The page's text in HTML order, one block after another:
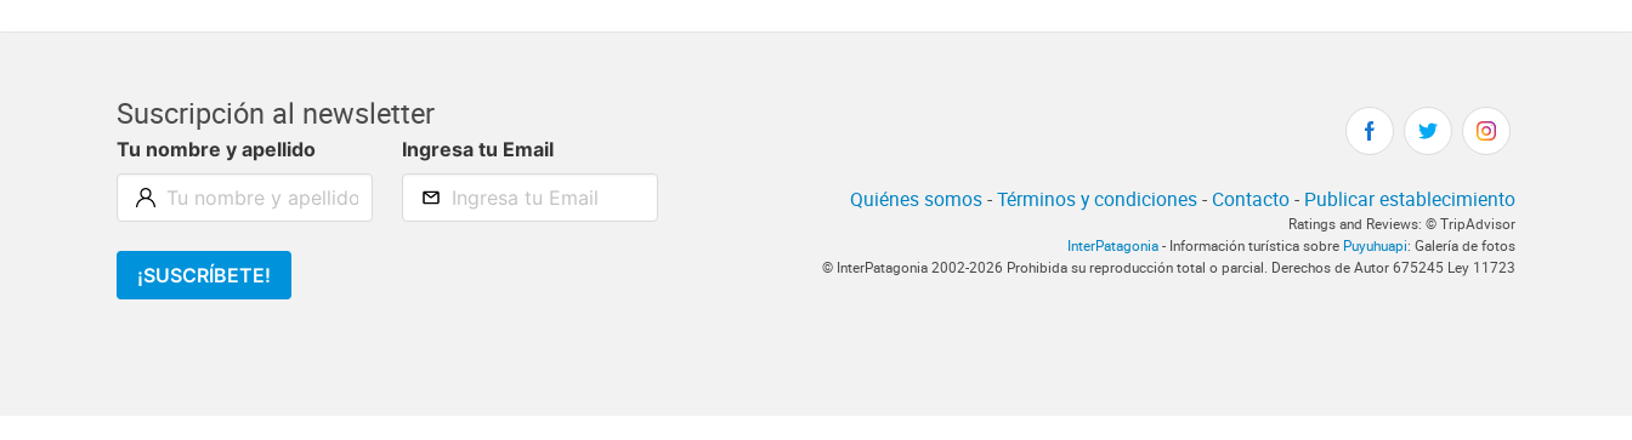
Suscripción al newsletter
Tu nombre y apellido Ingresa tu Email
¡SUSCRÍBETE!
Quiénes somos-Términos y condiciones- Contacto- Publicar establecimiento
Ratings and Reviews: © TripAdvisor
InterPatagonia - Información turística sobre Puyuhuapi: Galería de fotos
© InterPatagonia 2002-2026 Prohibida su reproducción total o parcial. Derechos de Autor 675245 Ley 11723